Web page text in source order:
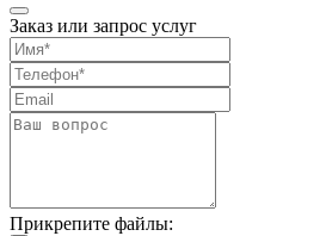
Заказ или запрос услуг
Прикрепите файлы: